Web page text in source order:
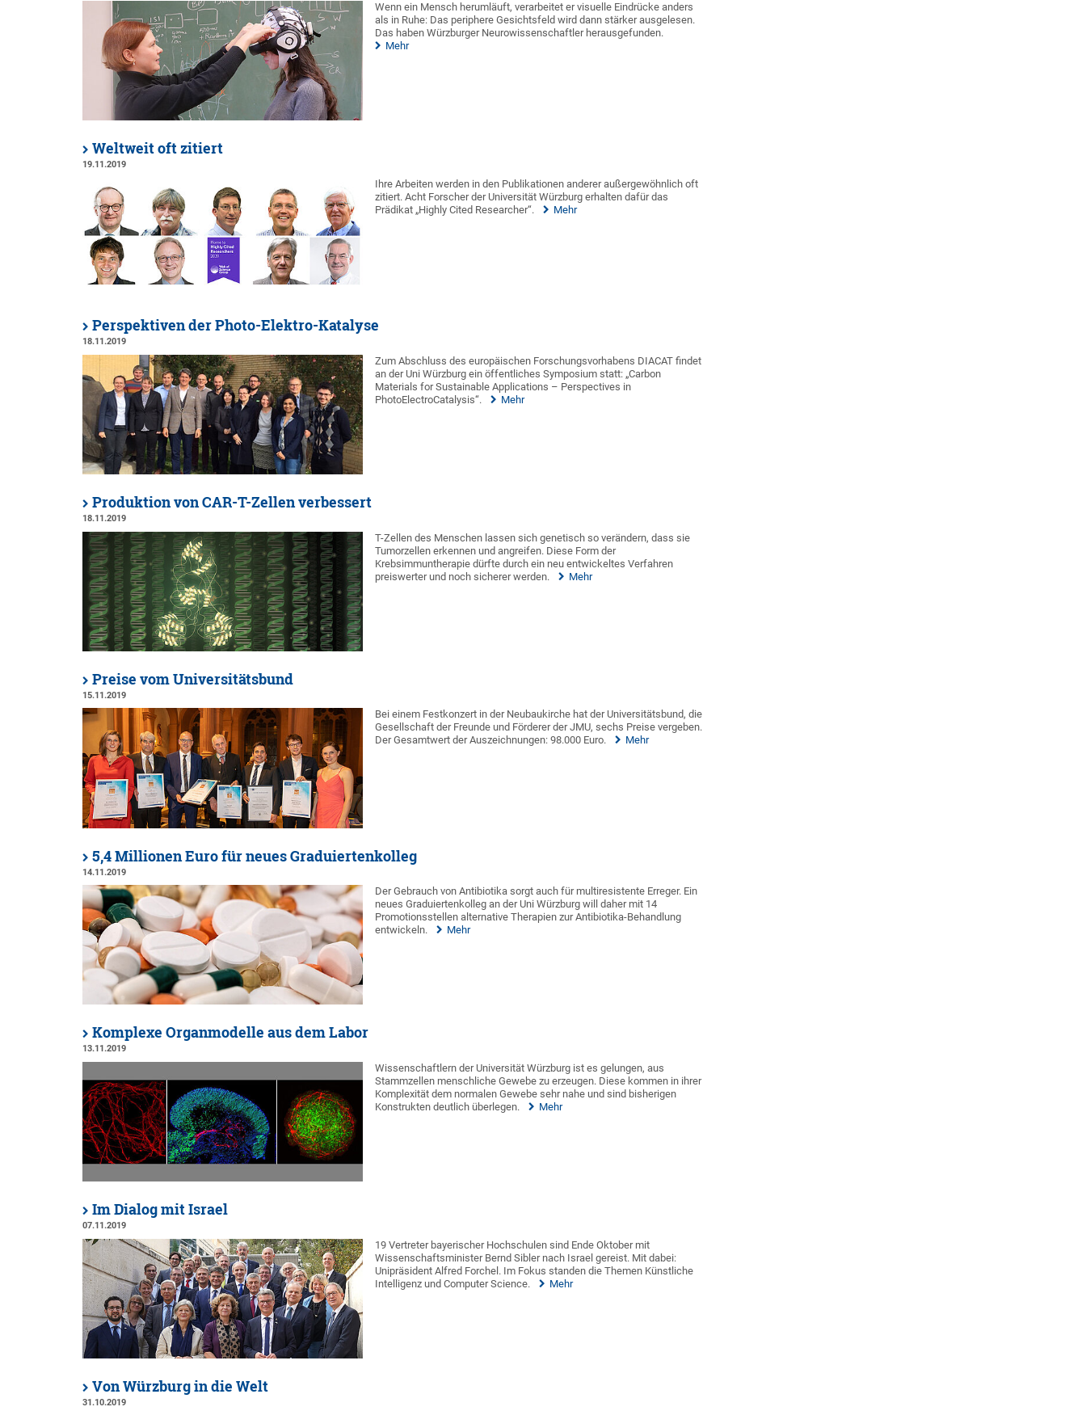
Wenn ein Mensch herumläuft, verarbeitet er visuelle Eindrücke anders
als in Ruhe: Das periphere Gesichtsfeld wird dann stärker ausgelesen.
Das haben Würzburger Neurowissenschaftler herausgefunden.
Mehr
Weltweit oft zitiert
19.11.2019
Ihre Arbeiten werden in den Publikationen anderer außergewöhnlich oft
zitiert. Acht Forscher der Universität Würzburg erhalten dafür das
Prädikat „Highly Cited Researcher“.
Mehr
Perspektiven der Photo-Elektro-Katalyse
18.11.2019
Zum Abschluss des europäischen Forschungsvorhabens DIACAT findet
an der Uni Würzburg ein öffentliches Symposium statt: „Carbon
Materials for Sustainable Applications – Perspectives in
PhotoElectroCatalysis“.
Mehr
Produktion von CAR-T-Zellen verbessert
18.11.2019
T-Zellen des Menschen lassen sich genetisch so verändern, dass sie
Tumorzellen erkennen und angreifen. Diese Form der
Krebsimmuntherapie dürfte durch ein neu entwickeltes Verfahren
preiswerter und noch sicherer werden.
Mehr
Preise vom Universitätsbund
15.11.2019
Bei einem Festkonzert in der Neubaukirche hat der Universitätsbund, die
Gesellschaft der Freunde und Förderer der JMU, sechs Preise vergeben.
Der Gesamtwert der Auszeichnungen: 98.000 Euro.
Mehr
5,4 Millionen Euro für neues Graduiertenkolleg
14.11.2019
Der Gebrauch von Antibiotika sorgt auch für multiresistente Erreger. Ein
neues Graduiertenkolleg an der Uni Würzburg will daher mit 14
Promotionsstellen alternative Therapien zur Antibiotika-Behandlung
entwickeln.
Mehr
Komplexe Organmodelle aus dem Labor
13.11.2019
Wissenschaftlern der Universität Würzburg ist es gelungen, aus
Stammzellen menschliche Gewebe zu erzeugen. Diese kommen in ihrer
Komplexität dem normalen Gewebe sehr nahe und sind bisherigen
Konstrukten deutlich überlegen.
Mehr
Im Dialog mit Israel
07.11.2019
19 Vertreter bayerischer Hochschulen sind Ende Oktober mit
Wissenschaftsminister Bernd Sibler nach Israel gereist. Mit dabei:
Unipräsident Alfred Forchel. Im Fokus standen die Themen Künstliche
Intelligenz und Computer Science.
Mehr
Von Würzburg in die Welt
31.10.2019